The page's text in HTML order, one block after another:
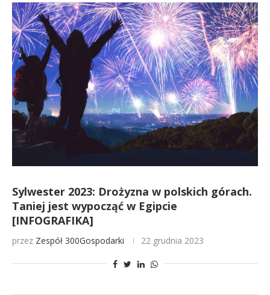
Sylwester 2023: Drożyzna w polskich górach.
Taniej jest wypocząć w Egipcie
[INFOGRAFIKA]
przez Zespół 300Gospodarki 22 grudnia 2023